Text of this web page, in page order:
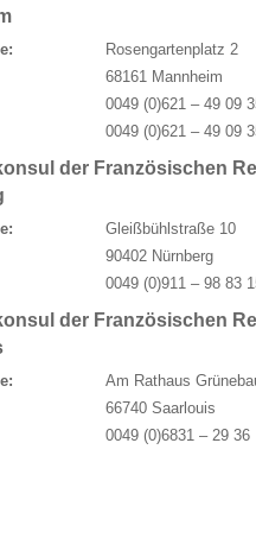
Rosengartenplatz 2
68161 Mannheim
0049 (0)621 – 49 09
0049 (0)621 – 49 09
der Französischen
Gleißbühlstraße 10
90402 Nürnberg
0049 (0)911 – 98 83
der Französischen
Am Rathaus
66740 Saarlouis
0049 (0)6831 – 29 36